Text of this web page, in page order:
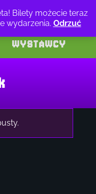
WYSTAWCY
Bilety możecie teraz
wydarzenia. Odrzuć